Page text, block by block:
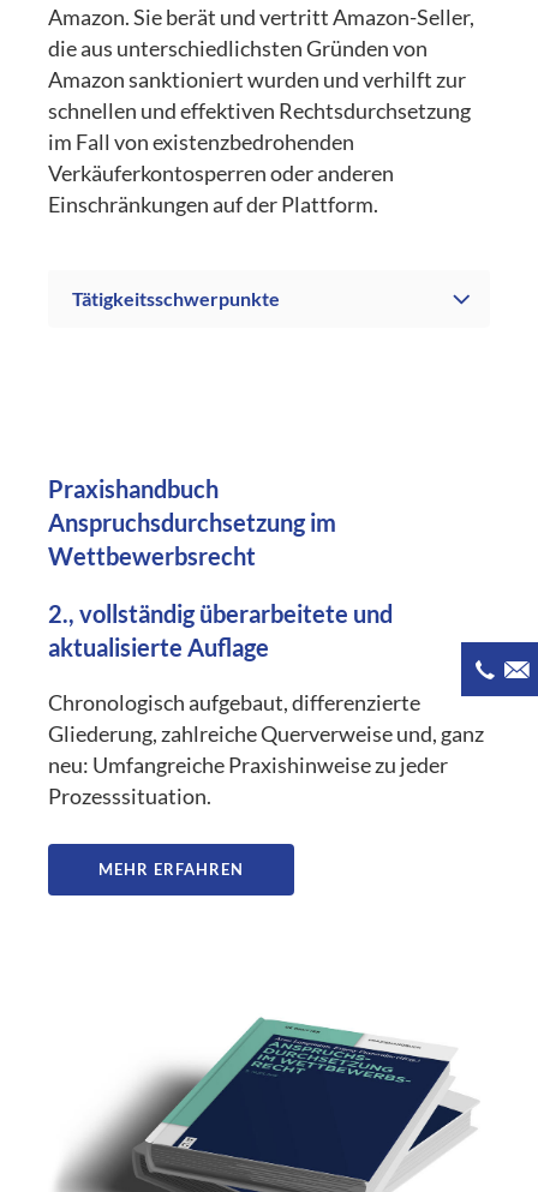
Amazon. Sie berät und vertritt Amazon-Seller,
die aus unterschiedlichsten Gründen von
Amazon sanktioniert wurden und verhilft zur
schnellen und effektiven Rechtsdurchsetzung
im Fall von existenzbedrohenden
Verkäuferkontosperren oder anderen
Einschränkungen auf der Plattform.
Tätigkeitsschwerpunkte
Praxishandbuch
Anspruchsdurchsetzung im
Wettbewerbsrecht
2., vollständig überarbeitete und
aktualisierte Auflage
Chronologisch aufgebaut, differenzierte
Gliederung, zahlreiche Querverweise und, ganz
neu: Umfangreiche Praxishinweise zu jeder
Prozesssituation.
MEHR ERFAHREN